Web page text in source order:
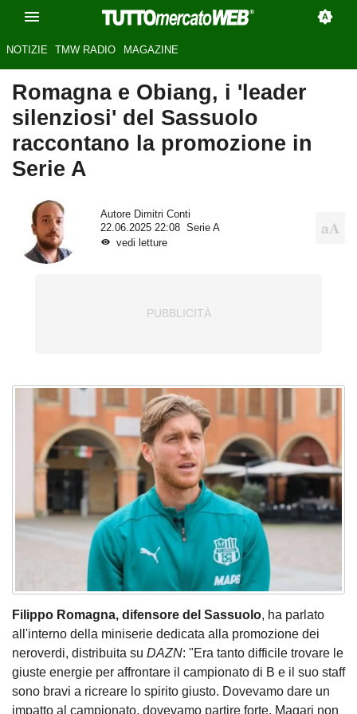
NOTIZIE TMW RADIO MAGAZINE
Romagna e Obiang, i 'leader
silenziosi' del Sassuolo
raccontano la promozione in
Serie A
Autore Dimitri Conti
22.06.2025 22:08
Serie A
vedi letture
Filippo Romagna, difensore del Sassuolo, ha parlato
all'interno della miniserie dedicata alla promozione dei
neroverdi, distribuita su DAZN: "Era tanto difficile trovare le
giuste energie per affrontare il campionato di B e il suo staff
sono bravi a ricreare lo spirito giusto. Dovevamo dare un
impatto al campionato, dovevamo partire forte. Magari non